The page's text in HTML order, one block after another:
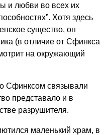
и любви во всех их
Хотя здесь
существо, он
(в отличие от Сфинкса
на окружающий
Сфинксом связывали
представало и в
разрушителя.
маленький храм, в